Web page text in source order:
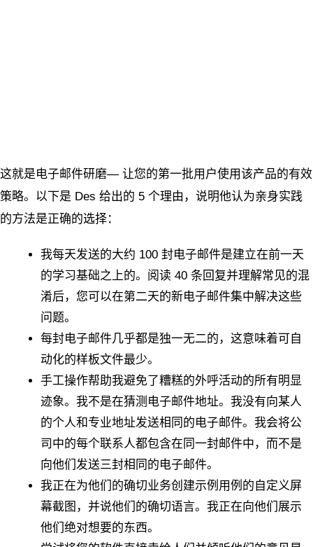
这就是电子邮件研磨— 让您的第一批用户使用该产品的有效
策略。以下是 Des 给出的 5 个理由，说明他认为亲身实践
的方法是正确的选择：
我每天发送的大约 100 封电子邮件是建立在前一天
的学习基础之上的。阅读 40 条回复并理解常见的混
淆后，您可以在第二天的新电子邮件集中解决这些
问题。
每封电子邮件几乎都是独一无二的，这意味着可自
动化的样板文件最少。
手工操作帮助我避免了糟糕的外呼活动的所有明显
迹象。我不是在猜测电子邮件地址。我没有向某人
的个人和专业地址发送相同的电子邮件。我会将公
司中的每个联系人都包含在同一封邮件中，而不是
向他们发送三封相同的电子邮件。
我正在为他们的确切业务创建示例用例的自定义屏
幕截图，并说他们的确切语言。我正在向他们展示
他们绝对想要的东西。